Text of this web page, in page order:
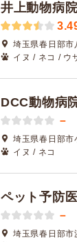
井上動物病
埼玉県春日部
イヌ / ネコ / ウ
DCC動物病
－
埼玉県春日部市
イヌ / ネコ
ペット予防
－
埼玉県春日部